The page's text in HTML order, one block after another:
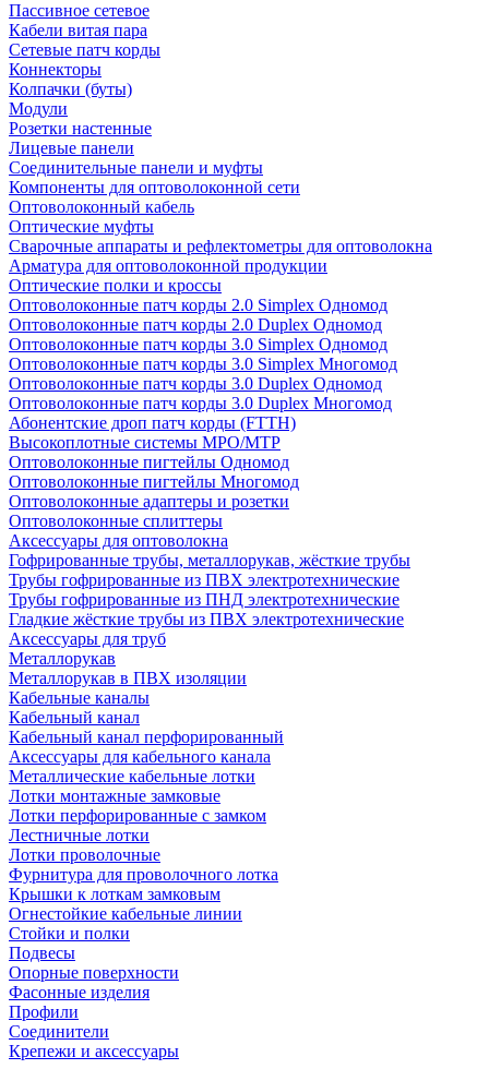
Пассивное сетевое
Кабели витая пара
Сетевые патч корды
Коннекторы
Колпачки (буты)
Модули
Розетки настенные
Лицевые панели
Соединительные панели и муфты
Компоненты для оптоволоконной сети
Оптоволоконный кабель
Оптические муфты
Сварочные аппараты и рефлектометры для оптоволокна
Арматура для оптоволоконной продукции
Оптические полки и кроссы
Оптоволоконные патч корды 2.0 Simplex Одномод
Оптоволоконные патч корды 2.0 Duplex Одномод
Оптоволоконные патч корды 3.0 Simplex Одномод
Оптоволоконные патч корды 3.0 Simplex Многомод
Оптоволоконные патч корды 3.0 Duplex Одномод
Оптоволоконные патч корды 3.0 Duplex Многомод
Абонентские дроп патч корды (FTTH)
Высокоплотные системы MPO/MTP
Оптоволоконные пигтейлы Одномод
Оптоволоконные пигтейлы Многомод
Оптоволоконные адаптеры и розетки
Оптоволоконные сплиттеры
Аксессуары для оптоволокна
Гофрированные трубы, металлорукав, жёсткие трубы
Трубы гофрированные из ПВХ электротехнические
Трубы гофрированные из ПНД электротехнические
Гладкие жёсткие трубы из ПВХ электротехнические
Аксессуары для труб
Металлорукав
Металлорукав в ПВХ изоляции
Кабельные каналы
Кабельный канал
Кабельный канал перфорированный
Аксессуары для кабельного канала
Металлические кабельные лотки
Лотки монтажные замковые
Лотки перфорированные с замком
Лестничные лотки
Лотки проволочные
Фурнитура для проволочного лотка
Крышки к лоткам замковым
Огнестойкие кабельные линии
Стойки и полки
Подвесы
Опорные поверхности
Фасонные изделия
Профили
Соединители
Крепежи и аксессуары